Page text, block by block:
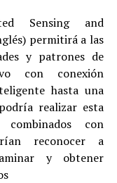
Sensing and
permitirá a las
y patrones de
con conexión
hasta una
realizar esta
con
reconocer a
y obtener